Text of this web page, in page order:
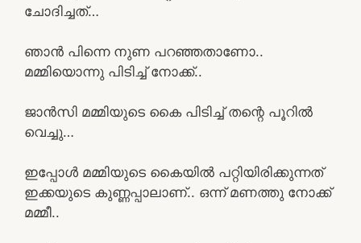
ചോദിച്ചത്…
ഞാൻ പിന്നെ നുണ പറഞ്ഞതാണോ..
മമ്മിയൊന്നു പിടിച്ച് നോക്ക്..
ജാൻസി മമ്മിയുടെ കൈ പിടിച്ച് തന്റെ പൂറിൽ
വെച്ചു…
ഇപ്പോൾ മമ്മിയുടെ കൈയിൽ പറ്റിയിരിക്കുന്നത്
ഇക്കയുടെ കുണ്ണപ്പാലാണ്.. ഒന്ന് മണത്തു നോക്ക്
മമ്മീ..